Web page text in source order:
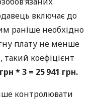
включає до
раніше необхідно
плату не менше
такий коефіцієнт
* 3 = 25 941 грн.
контролювати